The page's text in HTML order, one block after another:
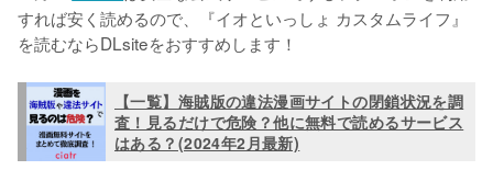
すれば安く読めるので、『イオといっしょ カスタムライフ』
を読むならDLsiteをおすすめします！
【一覧】海賊版の違法漫画サイトの閉鎖状況を調
査！見るだけで危険？他に無料で読めるサービス
はある？(2024年2月最新)